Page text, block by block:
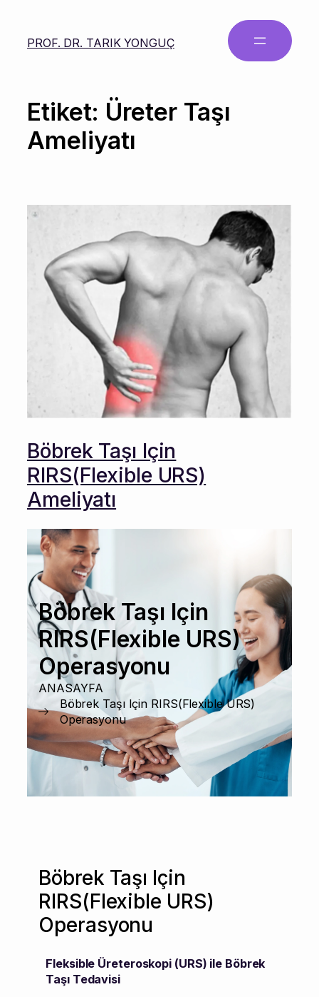
PROF. DR. TARIK YONGUÇ
Etiket: Üreter Taşı
Ameliyatı
Böbrek Taşı Için
RIRS(Flexible URS)
Ameliyatı
Böbrek Taşı Için
RIRS(Flexible URS)
Operasyonu
ANASAYFA
Böbrek Taşı Için RIRS(Flexible URS)
Operasyonu
Böbrek Taşı Için
RIRS(Flexible URS)
Operasyonu
Fleksible Üreteroskopi (URS) ile Böbrek
Taşı Tedavisi